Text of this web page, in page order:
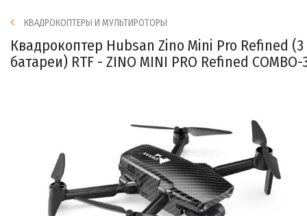
КВАДРОКОПТЕРЫ И МУЛЬТИРОТОРЫ
Квадрокоптер Hubsan Zino Mini Pro Refined (3
батареи) RTF - ZINO MINI PRO Refined COMBO-